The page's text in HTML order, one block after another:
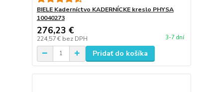
BIELE Kaderníctvo KADERNÍCKE kreslo PHYSA
10040273
276,23 €
224,57 € bez DPH 3-7 dní
Pridať do košíka